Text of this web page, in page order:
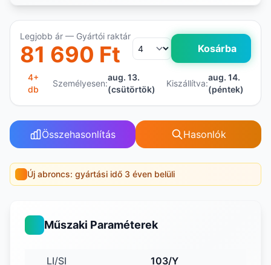
Legjobb ár — Gyártói raktár
81 690 Ft Kosárba
4+
db
Személyesen:
aug. 13.
(csütörtök)
Kiszállítva:
aug. 14.
(péntek)
Összehasonlítás Hasonlók
Új abroncs: gyártási idő 3 éven belüli
Műszaki Paraméterek
LI/SI 103/Y